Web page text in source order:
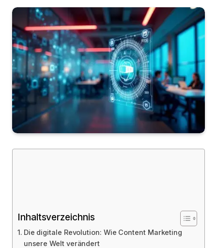
Inhaltsverzeichnis
Die digitale Revolution: Wie Content Marketing
unsere Welt verändert